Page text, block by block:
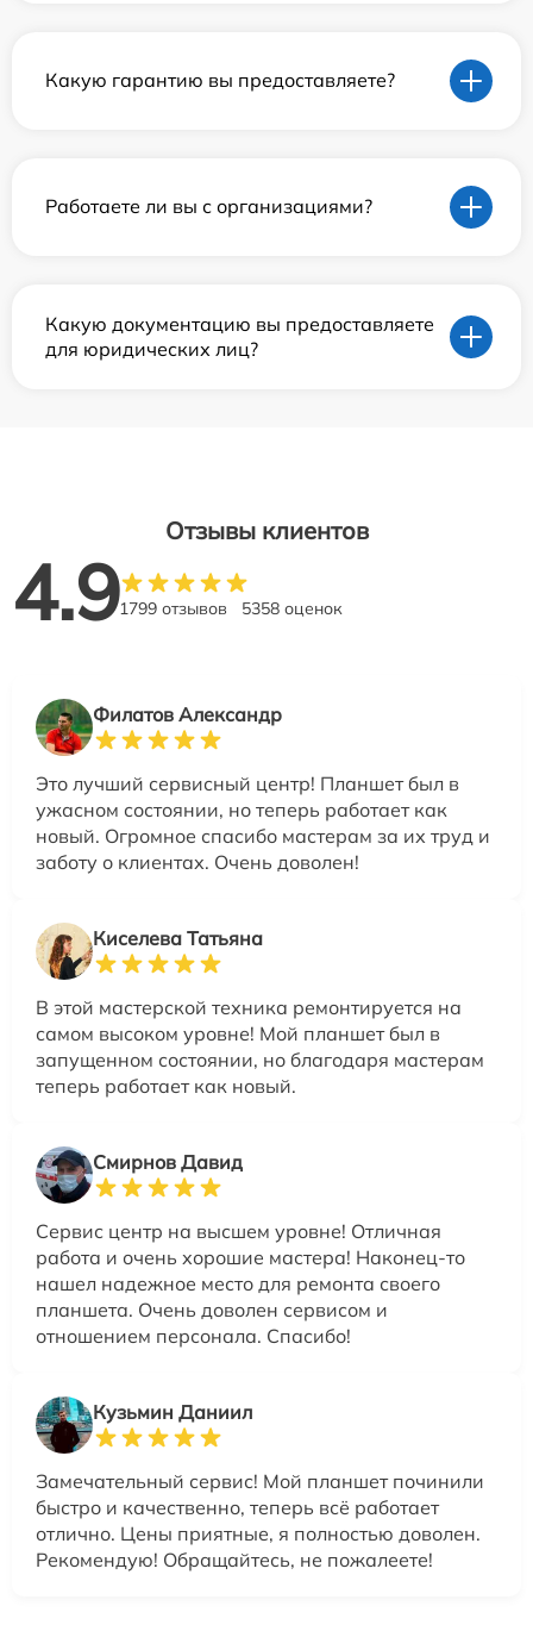
Какую гарантию вы предоставляете?
Работаете ли вы с организациями?
Какую документацию вы предоставляете
для юридических лиц?
Отзывы клиентов
4.91799 отзывов 5358 оценок
Филатов Александр
Это лучший сервисный центр! Планшет был в
ужасном состоянии, но теперь работает как
новый. Огромное спасибо мастерам за их труд и
заботу о клиентах. Очень доволен!
Киселева Татьяна
В этой мастерской техника ремонтируется на
самом высоком уровне! Мой планшет был в
запущенном состоянии, но благодаря мастерам
теперь работает как новый.
Смирнов Давид
Сервис центр на высшем уровне! Отличная
работа и очень хорошие мастера! Наконец-то
нашел надежное место для ремонта своего
планшета. Очень доволен сервисом и
отношением персонала. Спасибо!
Кузьмин Даниил
Замечательный сервис! Мой планшет починили
быстро и качественно, теперь всё работает
отлично. Цены приятные, я полностью доволен.
Рекомендую! Обращайтесь, не пожалеете!